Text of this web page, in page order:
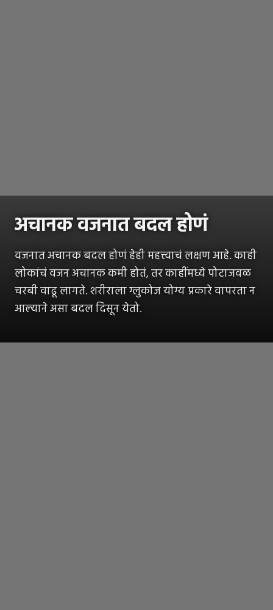
अचानक वजनात बदल होणं
वजनात अचानक बदल होणं हेही महत्त्वाचं लक्षण आहे. काही
लोकांचं वजन अचानक कमी होतं, तर काहींमध्ये पोटाजवळ
चरबी वाढू लागते. शरीराला ग्लुकोज योग्य प्रकारे वापरता न
आल्याने असा बदल दिसून येतो.